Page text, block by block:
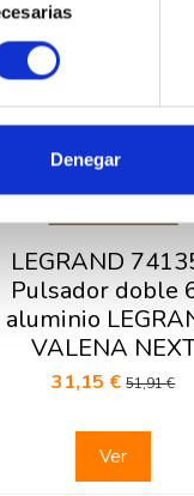
Denegar
LEGRAND
Pulsador doble
aluminio
VALENA
31,15 €51,91 €
Ver